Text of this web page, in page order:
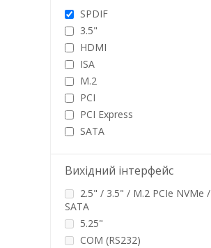
Frime
Gembird
Kingda
Lapara
Maiwo
Roline
STLab
Sunix
VOLTRONIC
SPDIF
3.5"
HDMI
ISA
M.2
PCI
PCI Express
SATA
TPM
USB
USB Type-C
ні
Вихідний інтерфейс
2.5" / 3.5" / M.2 PCIe NVMe /
SATA
5.25"
COM (RS232)